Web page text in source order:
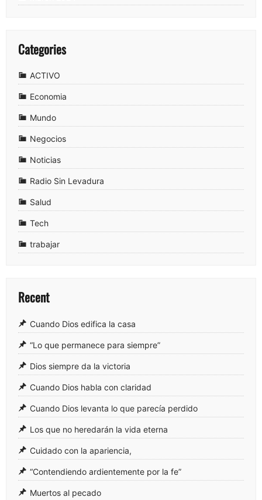
Categories
ACTIVO
Economia
Mundo
Negocios
Noticias
Radio Sin Levadura
Salud
Tech
trabajar
Recent
Cuando Dios edifica la casa
“Lo que permanece para siempre”
Dios siempre da la victoria
Cuando Dios habla con claridad
Cuando Dios levanta lo que parecía perdido
Los que no heredarán la vida eterna
Cuidado con la apariencia,
“Contendiendo ardientemente por la fe”
Muertos al pecado